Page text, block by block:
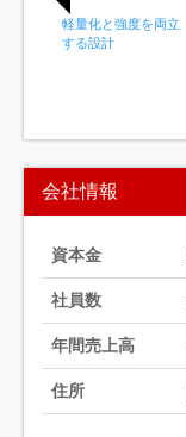
軽量化と強度を両立
する設計
I
t
e
m
1
o
f
2
0
会社情報
資本金
社員数
年間売上高
住所